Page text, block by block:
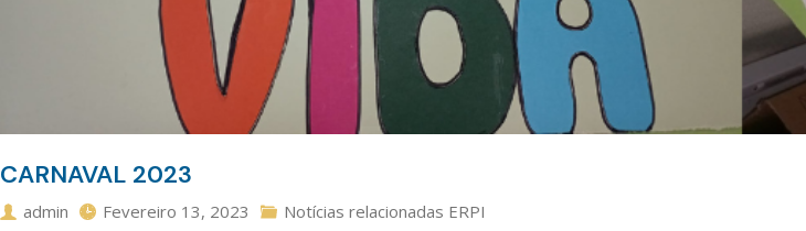
CARNAVAL 2023
admin Fevereiro 13, 2023
Notícias relacionadas ERPI